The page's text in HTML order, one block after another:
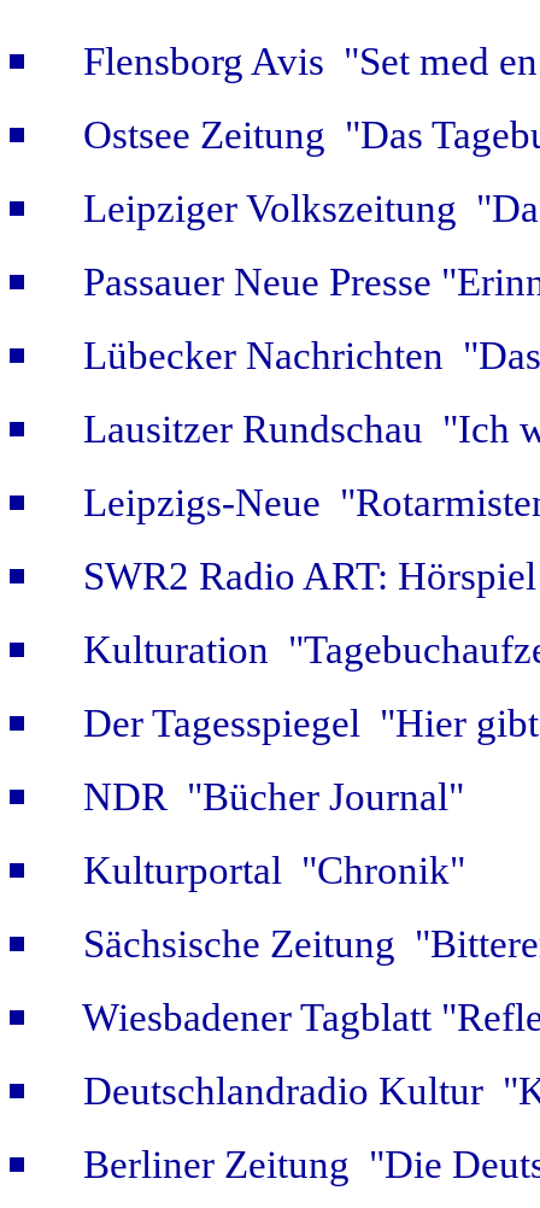
Flensborg Avis "Set med
Ostsee Zeitung "Das
Leipziger Volkszeitung
Passauer Neue Presse
Lübecker Nachrichten
Lausitzer Rundschau "Ich
Leipzigs-Neue
SWR2 Radio ART: Hörspiel
Kulturation
Der Tagesspiegel "Hier
NDR "Bücher Journal"
Kulturportal "Chronik"
Sächsische Zeitung
Wiesbadener Tagblatt
Deutschlandradio Kultur
Berliner Zeitung "Die